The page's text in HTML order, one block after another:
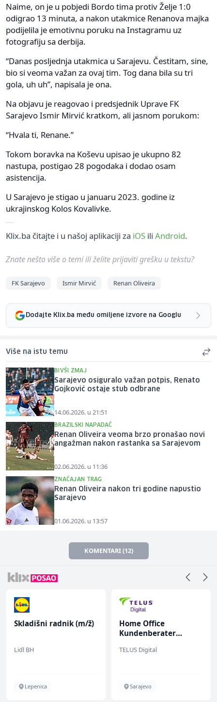
Naime, on je u pobjedi Bordo tima protiv Želje 1:0
odigrao 13 minuta, a nakon utakmice Renanova majka
podijelila je emotivnu poruku na Instagramu uz
fotografiju sa derbija.
“Danas posljednja utakmica u Sarajevu. Čestitam, sine,
bio si veoma važan za ovaj tim. Tog dana bila su tri
gola, uh uh”, napisala je ona.
Na objavu je reagovao i predsjednik Uprave FK
Sarajevo Ismir Mirvić kratkom, ali jasnom porukom:
“Hvala ti, Renane.”
Tokom boravka na Koševu upisao je ukupno 82
nastupa, postigao 28 pogodaka i dodao osam
asistencija.
U Sarajevo je stigao u januaru 2023. godine iz
ukrajinskog Kolos Kovalivke.
Klix.ba čitajte i u našoj aplikaciji za iOS ili Android.
Znate nešto više o temi ili želite prijaviti grešku u tekstu?
FK Sarajevo Ismir Mirvić Renan Oliveira
Dodajte Klix.ba među omiljene izvore na Googlu
Više na istu temu
BIVŠI ZMAJ
Sarajevo osiguralo važan potpis, Renato
Gojković ostaje stub odbrane
14.06.2026. u 21:51
BRAZILSKI NAPADAČ
Renan Oliveira veoma brzo pronašao novi
angažman nakon rastanka sa Sarajevom
02.06.2026. u 11:36
ZNAČAJAN TRAG
Renan Oliveira nakon tri godine napustio
Sarajevo
01.06.2026. u 13:57
KOMENTARI (12)
Skladišni radnik (m/ž)
Lidl BH
Lepenica
Home Office
Kundenberater
TELUS Digital
Sarajevo